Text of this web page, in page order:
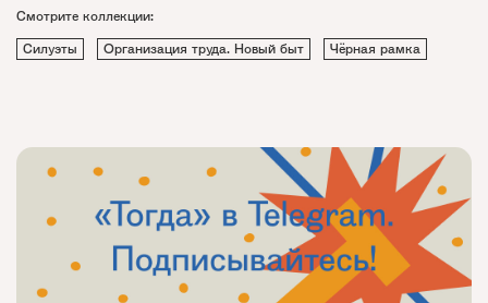
Смотрите коллекции:
Силуэты
Организация труда. Новый быт Чёрная рамка